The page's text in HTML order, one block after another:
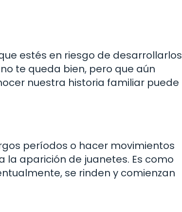
estés en riesgo de desarrollarlos
te queda bien, pero que aún
nuestra historia familiar puede
períodos o hacer movimientos
la aparición de juanetes. Es como
se rinden y comienzan